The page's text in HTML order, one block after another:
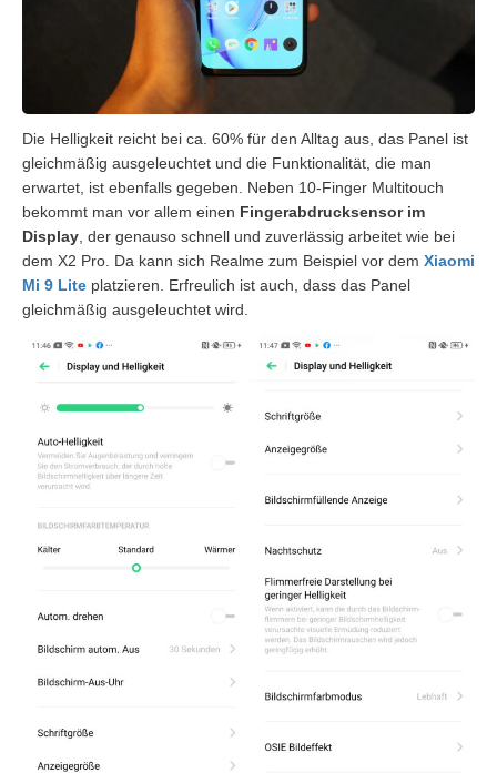
Die Helligkeit reicht bei ca. 60% für den Alltag aus, das Panel ist
gleichmäßig ausgeleuchtet und die Funktionalität, die man
erwartet, ist ebenfalls gegeben. Neben 10-Finger Multitouch
bekommt man vor allem einen Fingerabdrucksensor im
Display , der genauso schnell und zuverlässig arbeitet wie bei
dem X2 Pro. Da kann sich Realme zum Beispiel vor dem Xiaomi
Mi 9 Lite platzieren. Erfreulich ist auch, dass das Panel
gleichmäßig ausgeleuchtet wird.